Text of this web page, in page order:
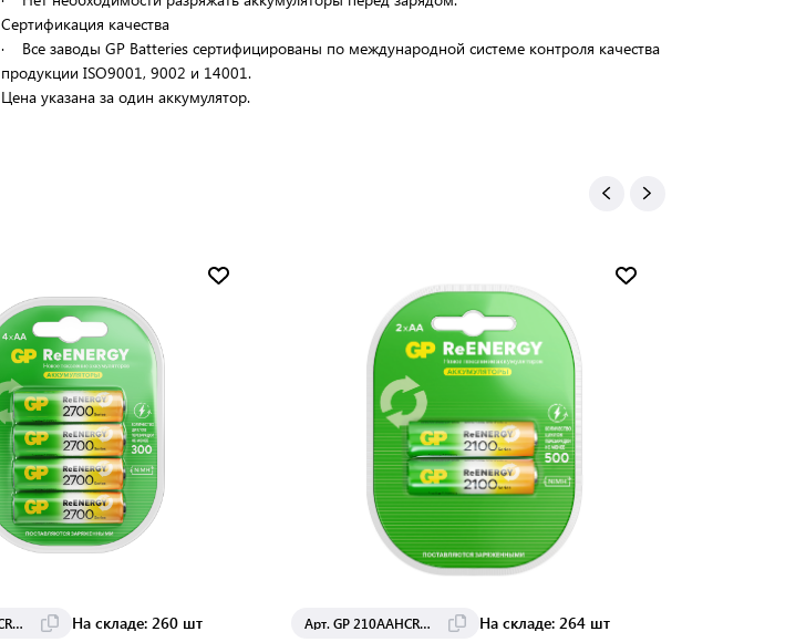
Сертификация качества
· Все заводы GP Batteries сертифицированы по международной системе контроля качества
продукции ISO9001, 9002 и 14001.
Цена указана за один аккумулятор.
Арт. GP 270AAHCRGY-2CRCB4 На складе: 260 шт Арт. GP 210AAHCRGY-2CRCB2 На складе: 264 шт